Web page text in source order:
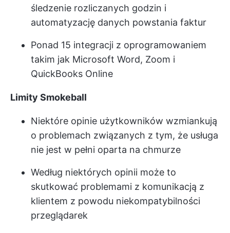
śledzenie rozliczanych godzin i
automatyzację danych powstania faktur
Ponad 15 integracji z oprogramowaniem
takim jak Microsoft Word, Zoom i
QuickBooks Online
Limity Smokeball
Niektóre opinie użytkowników wzmiankują
o problemach związanych z tym, że usługa
nie jest w pełni oparta na chmurze
Według niektórych opinii może to
skutkować problemami z komunikacją z
klientem z powodu niekompatybilności
przeglądarek